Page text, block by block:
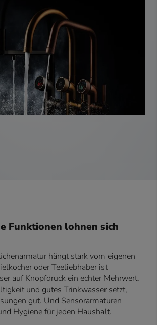
Funktionen lohnen sich
hängt stark vom eigenen
oder Teeliebhaber ist
auf Knopfdruck ein echter Mehrwert.
und gutes Trinkwasser setzt,
gut. Und Sensorarmaturen
Hygiene für jeden Haushalt.